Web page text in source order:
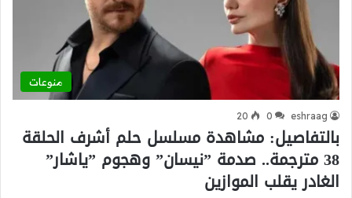
منوعات
eshraag
0
20
بالتفاصيل: مشاهدة مسلسل حلم أشرف الحلقة
38 مترجمة.. صدمة ”نيسان” وهجوم ”ياشار”
الغادر يقلب الموازين